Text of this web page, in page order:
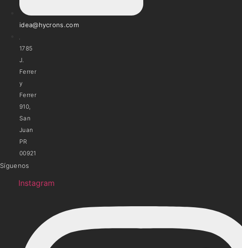
idea@hycrons.com
1785
J.
Ferrer
y
Ferrer
910,
San
Juan
PR
00921
Síguenos
Instagram